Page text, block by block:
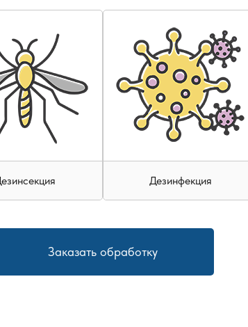
Дезинфекция
Заказать обработку